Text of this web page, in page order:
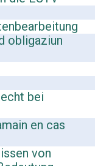
obligaziun
bei
en cas
von